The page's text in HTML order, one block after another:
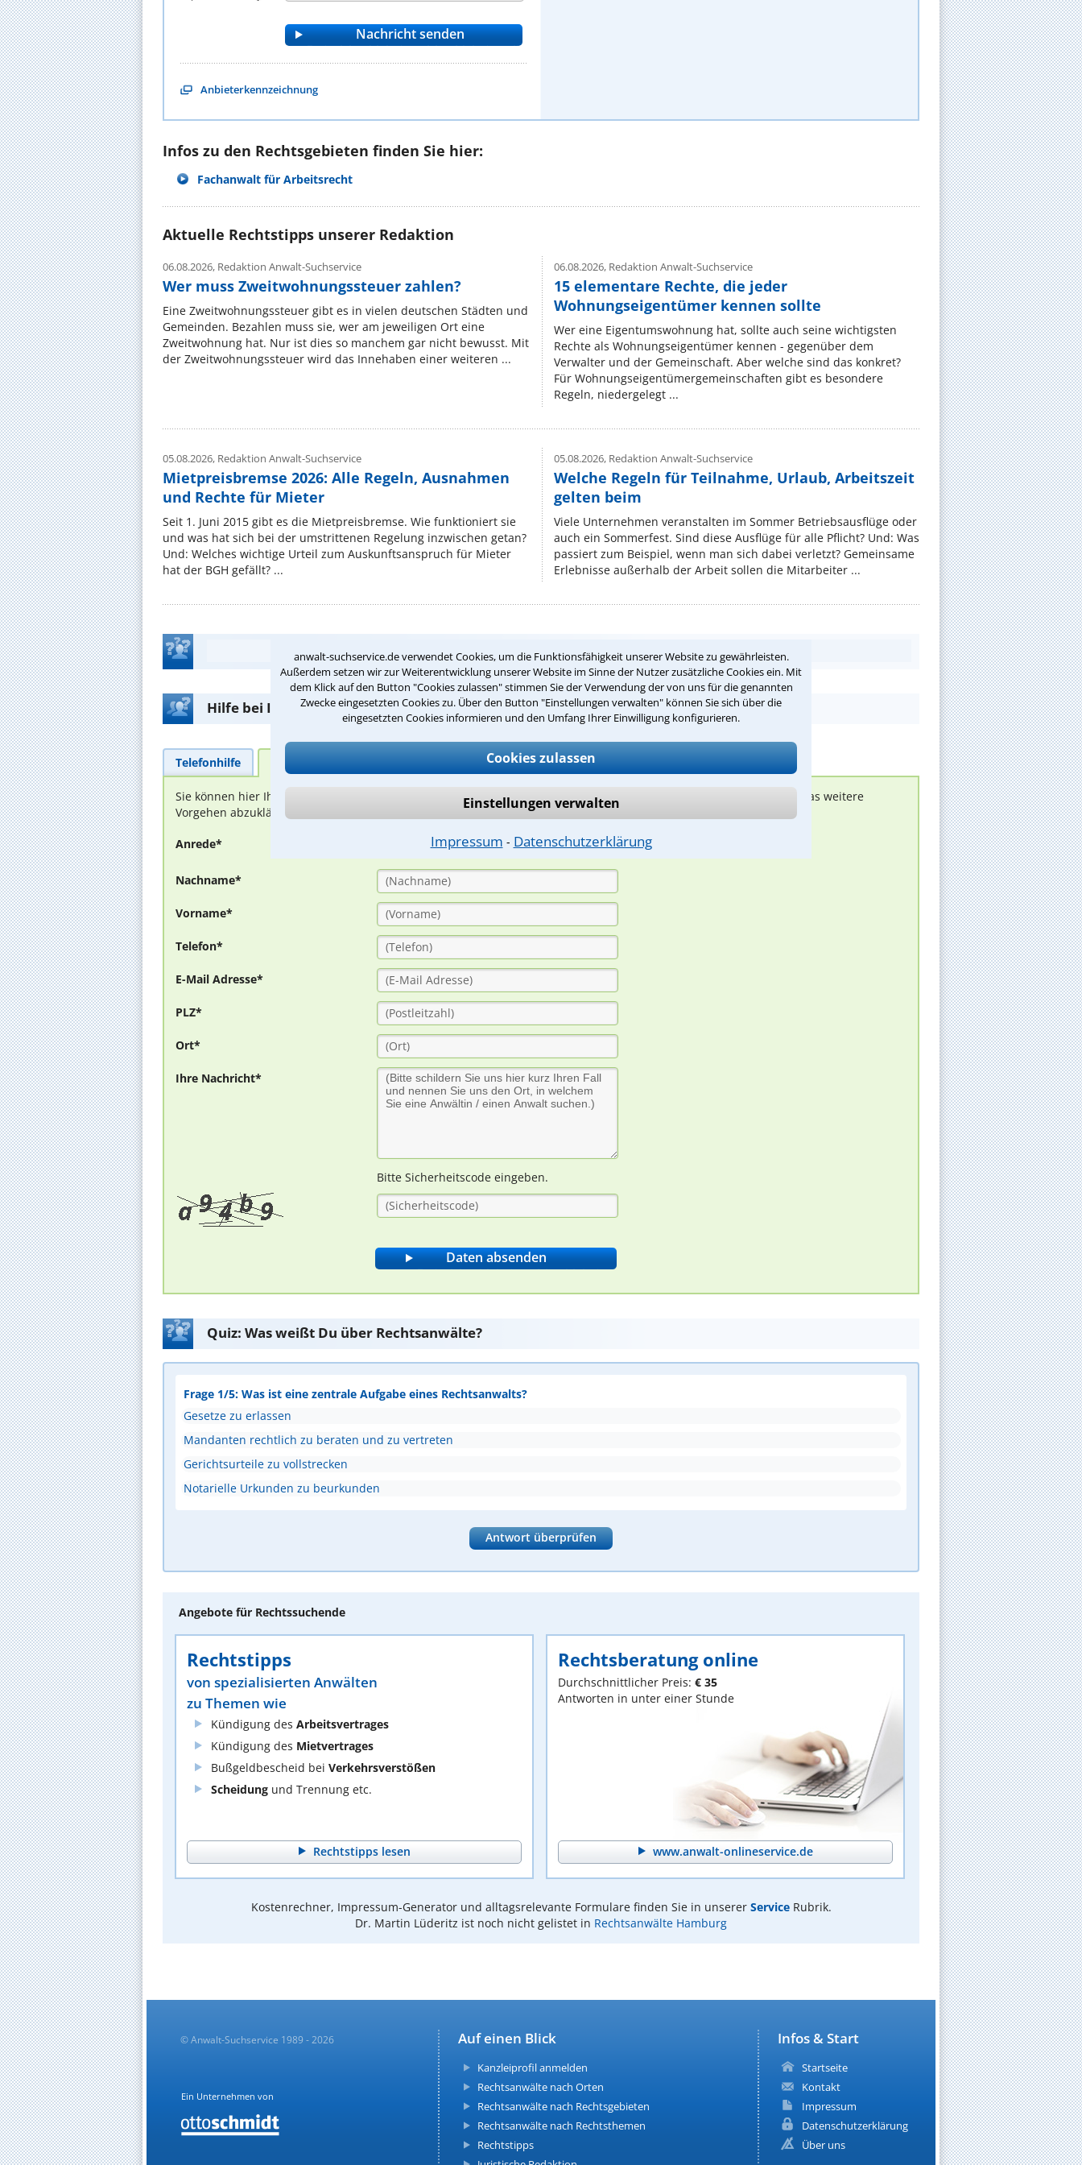
anwalt-suchservice.de verwendet Cookies, um die Funktionsfähigkeit unserer Website zu gewährleisten.
Außerdem setzen wir zur Weiterentwicklung unserer Website im Sinne der Nutzer zusätzliche Cookies ein. Mit
dem Klick auf den Button "Cookies zulassen" stimmen Sie der Verwendung der von uns für die genannten
Zwecke eingesetzten Cookies zu. Über den Button "Einstellungen verwalten" können Sie sich über die
eingesetzten Cookies informieren und den Umfang Ihrer Einwilligung konfigurieren.
Cookies zulassen
Einstellungen verwalten
Impressum ⁃ Datenschutzerklärung
Anbieterkennzeichnung
Infos zu den Rechtsgebieten finden Sie hier:
Fachanwalt für Arbeitsrecht
Aktuelle Rechtstipps unserer Redaktion
06.08.2026, Redaktion Anwalt-Suchservice
Wer muss Zweitwohnungssteuer zahlen?
Eine Zweitwohnungssteuer gibt es in vielen deutschen Städten und
Gemeinden. Bezahlen muss sie, wer am jeweiligen Ort eine
Zweitwohnung hat. Nur ist dies so manchem gar nicht bewusst. Mit
der Zweitwohnungssteuer wird das Innehaben einer weiteren ...
06.08.2026,Redaktion Anwalt-Suchservice
15 elementare Rechte, die jeder
Wohnungseigentümer kennen sollte
Wer eine Eigentumswohnung hat, sollte auch seine wichtigsten
Rechte als Wohnungseigentümer kennen - gegenüber dem
Verwalter und der Gemeinschaft. Aber welche sind das konkret?
Für Wohnungseigentümergemeinschaften gibt es besondere
Regeln, niedergelegt ...
05.08.2026, Redaktion Anwalt-Suchservice
Mietpreisbremse 2026: Alle Regeln, Ausnahmen
und Rechte für Mieter
Seit 1. Juni 2015 gibt es die Mietpreisbremse. Wie funktioniert sie
und was hat sich bei der umstrittenen Regelung inzwischen getan?
Und: Welches wichtige Urteil zum Auskunftsanspruch für Mieter
hat der BGH gefällt? ...
05.08.2026,Redaktion Anwalt-Suchservice
Welche Regeln für Teilnahme, Urlaub, Arbeitszeit
gelten beim
Viele Unternehmen veranstalten im Sommer Betriebsausflüge oder
auch ein Sommerfest. Sind diese Ausflüge für alle Pflicht? Und: Was
passiert zum Beispiel, wenn man sich dabei verletzt? Gemeinsame
Erlebnisse außerhalb der Arbeit sollen die Mitarbeiter ...
Teste Dein Rechtswissen
Hilfe bei Ihrer Anwaltsuche?
Telefonhilfe Beratungsanfrage
Sie können hier Ihren Fall schildern. Anschließend werden sich spezialisierte Rechtsanwälte bei Ihnen melden, um das weitere
Vorgehen abzuklären. Die Rückmeldung durch einen Anwalt ist für Sie kostenlos.
Anrede*
Nachname*
Vorname*
Telefon*
E-Mail Adresse*
PLZ*
Ort*
Ihre Nachricht*
Bitte Sicherheitscode eingeben.
Quiz: Was weißt Du über Rechtsanwälte?
Frage 1/5: Was ist eine zentrale Aufgabe eines Rechtsanwalts?
Gesetze zu erlassen
Mandanten rechtlich zu beraten und zu vertreten
Gerichtsurteile zu vollstrecken
Notarielle Urkunden zu beurkunden
Antwort überprüfen
Angebote für Rechtssuchende
Rechtstipps
von spezialisierten Anwälten
zu Themen wie
Kündigung des Arbeitsvertrages
Kündigung des Mietvertrages
Bußgeldbescheid bei Verkehrsverstößen
Scheidung und Trennung etc.
Rechtstipps lesen
Rechtsberatung online
Durchschnittlicher Preis: € 35
Antworten in unter einer Stunde
www.anwalt-onlineservice.de
Kostenrechner, Impressum-Generator und alltagsrelevante Formulare finden Sie in unserer ServiceRubrik.
Dr. Martin Lüderitz ist noch nicht gelistet in Rechtsanwälte Hamburg
Infos & Start
Startseite
Kontakt
Impressum
Datenschutzerklärung
Über uns
Auf einen Blick
Kanzleiprofil anmelden
Rechtsanwälte nach Orten
Rechtsanwälte nach Rechtsgebieten
Rechtsanwälte nach Rechtsthemen
Rechtstipps
© Anwalt-Suchservice 1989 - 2026
Ein Unternehmen von